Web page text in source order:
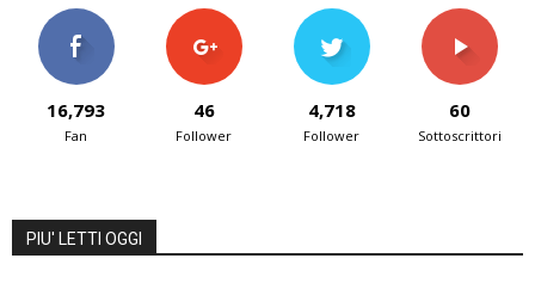
16,793
Fan
46
Follower
4,718
Follower
60
Sottoscrittori
PIU' LETTI OGGI